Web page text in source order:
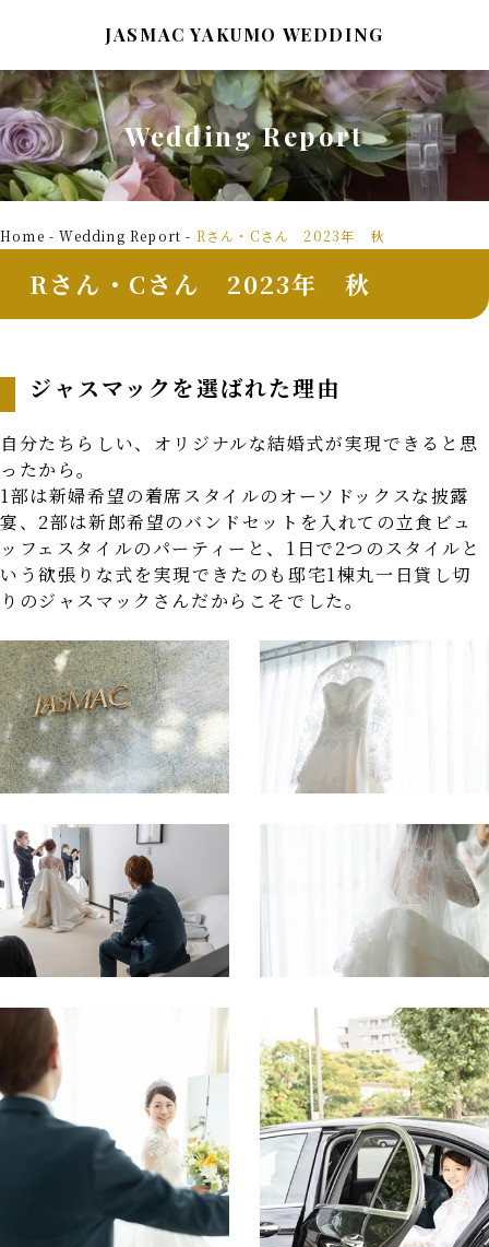
JASMAC YAKUMO WEDDING
TOP
Style&Plan
スタイル＆プラン
建築の紹介
Ceremony&Party
挙式と披露宴
Cuisine&Item
料理とアイテム
Wedding Report
Bridal Fair
ブライダルフェア
ブログ
Access&Map
Reserve
見学予約
Contact
お問い合わせ
Company
会社概要
Privacy Policy
プライバシーポリシー
Wedding Report
Home - Wedding Report - Rさん・Cさん 2023年 秋
Rさん・Cさん 2023年 秋
ジャスマックを選ばれた理由
自分たちらしい、オリジナルな結婚式が実現できると思
ったから。
1部は新婦希望の着席スタイルのオーソドックスな披露
宴、2部は新郎希望のバンドセットを入れての立食ビュ
ッフェスタイルのパーティーと、1日で2つのスタイルと
いう欲張りな式を実現できたのも邸宅1棟丸一日貸し切
りのジャスマックさんだからこそでした。